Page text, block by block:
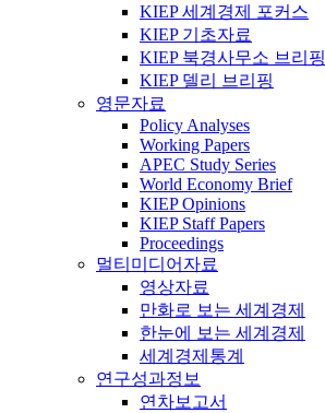
KIEP 세계경제 포커스
KIEP 기초자료
KIEP 북경사무소 브리핑
KIEP 델리 브리핑
영문자료
Policy Analyses
Working Papers
APEC Study Series
World Economy Brief
KIEP Opinions
KIEP Staff Papers
Proceedings
멀티미디어자료
영상자료
만화로 보는 세계경제
한눈에 보는 세계경제
세계경제통계
연구성과정보
연차보고서